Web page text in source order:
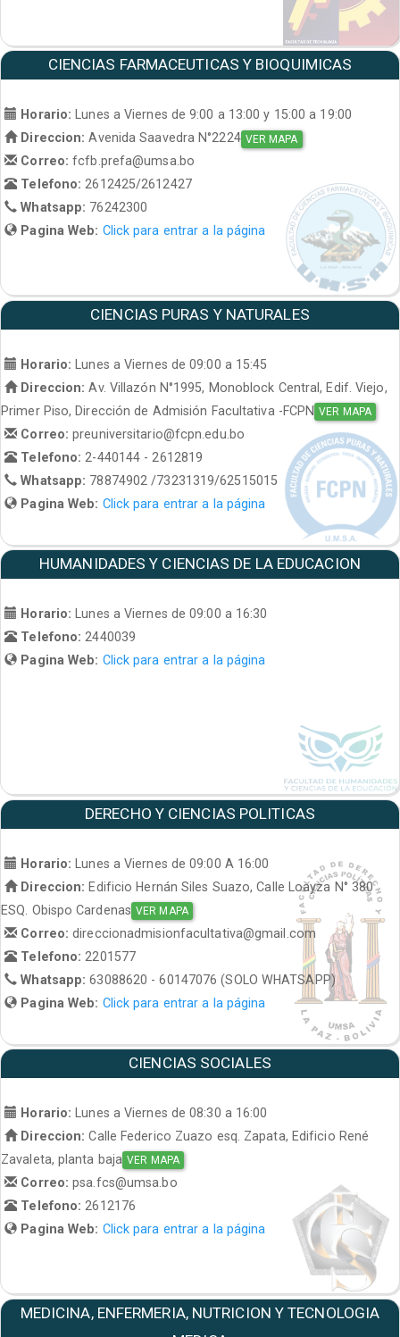
CIENCIAS FARMACEUTICAS Y BIOQUIMICAS
Horario: Lunes a Viernes de 9:00 a 13:00 y 15:00 a 19:00
Direccion: Avenida Saavedra N°2224 VER MAPA
Correo:fcfb.prefa@umsa.bo
Telefono:2612425/2612427
Whatsapp: 76242300
Pagina Web: Click para entrar a la página
CIENCIAS PURAS Y NATURALES
Horario:
Lunes a Viernes de 09:00 a 15:45
Direccion: Av. Villazón N°1995, Monoblock Central, Edif. Viejo,
Primer Piso, Dirección de Admisión Facultativa -FCPN VER MAPA
Correo:preuniversitario@fcpn.edu.bo
Telefono: 2-440144 - 2612819
Whatsapp: 78874902 /73231319/62515015
Pagina Web: Click para entrar a la página
HUMANIDADES Y CIENCIAS DE LA EDUCACION
Horario: Lunes a Viernes de 09:00 a 16:30
Telefono:2440039
Pagina Web: Click para entrar a la página
DERECHO Y CIENCIAS POLITICAS
Horario:
Lunes a Viernes de 09:00 A 16:00
Direccion: Edificio Hernán Siles Suazo, Calle Loayza N° 380
ESQ. Obispo Cardenas VER MAPA
Correo:direccionadmisionfacultativa@gmail.com
Telefono: 2201577
Whatsapp:63088620 - 60147076 (SOLO WHATSAPP)
Pagina Web: Click para entrar a la página
CIENCIAS SOCIALES
Horario:
Lunes a Viernes de 08:30 a 16:00
Direccion: Calle Federico Zuazo esq. Zapata, Edificio René
Zavaleta, planta baja VER MAPA
Correo:psa.fcs@umsa.bo
Telefono: 2612176
Pagina Web: Click para entrar a la página
MEDICINA, ENFERMERIA, NUTRICION Y TECNOLOGIA